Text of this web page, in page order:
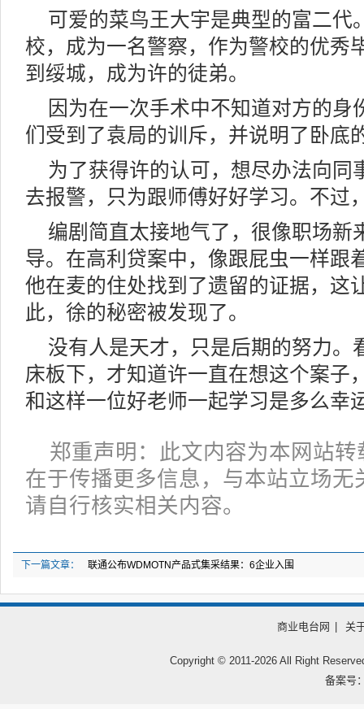
可爱的菜鸟王大宇是典型的富二代
校，成为一名警察，作为警校的优秀
到绥城，成为许的徒弟。
因为在一次手术中不知道对方的身
们受到了袁局的训斥，并说明了卧底
为了获得许的认可，想尽办法向同
去报警，只为跟师傅好好学习。不过
编剧简直太接地气了，很像职场新
导。在高利贷案中，像跟屁虫一样跟
他在麦的住处找到了遗留的证据，这
此，徐的秘密被发现了。
没有人是天才，只是后期的努力。
床板下，才知道许一直在想这个案子
和这样一位好老师一起学习是多么幸
郑重声明：此文内容为本网站
在于传播更多信息，与本站立场
请自行核实相关内容。
下一篇文章： 联通公布WDMOTN产品式集采结果：6企业入围
商业电台网 关
Copyright © 2011-2026 All Right
备案号